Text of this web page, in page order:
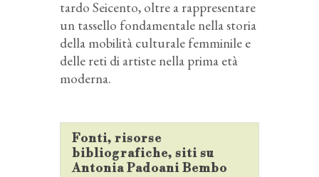
tardo Seicento, oltre a rappresentare
un tassello fondamentale nella storia
della mobilità culturale femminile e
delle reti di artiste nella prima età
moderna.
Fonti, risorse
bibliografiche, siti su
Antonia Padoani Bembo